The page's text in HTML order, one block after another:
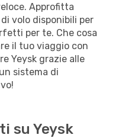
Approfitta
volo disponibili per
per te. Che cosa
il tuo viaggio con
Yeysk grazie alle
sistema di
su Yeysk